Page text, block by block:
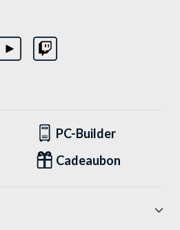
PC-Builder
Cadeaubon